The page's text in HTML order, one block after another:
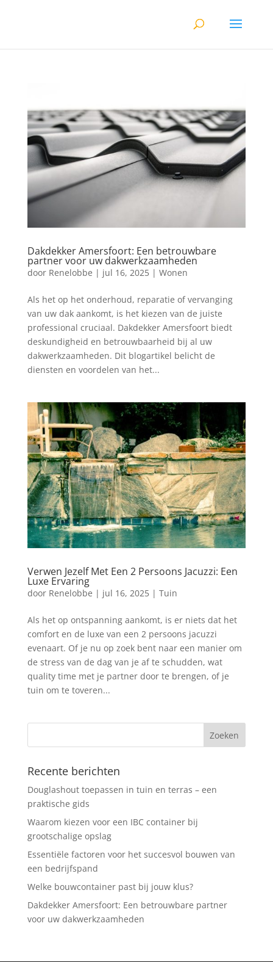
Dakdekker Amersfoort: Een betrouwbare
partner voor uw dakwerkzaamheden
door Renelobbe | jul 16, 2025| Wonen
Als het op het onderhoud, reparatie of vervanging
van uw dak aankomt, is het kiezen van de juiste
professional cruciaal. Dakdekker Amersfoort biedt
deskundigheid en betrouwbaarheid bij al uw
dakwerkzaamheden. Dit blogartikel belicht de
diensten en voordelen van het...
Verwen Jezelf Met Een 2 Persoons Jacuzzi: Een
Luxe Ervaring
door Renelobbe | jul 16, 2025| Tuin
Als het op ontspanning aankomt, is er niets dat het
comfort en de luxe van een 2 persoons jacuzzi
evenaart. Of je nu op zoek bent naar een manier om
de stress van de dag van je af te schudden, wat
quality time met je partner door te brengen, of je
tuin om te toveren...
Recente berichten
Douglashout toepassen in tuin en terras – een
praktische gids
Waarom kiezen voor een IBC container bij
grootschalige opslag
Essentiële factoren voor het succesvol bouwen van
een bedrijfspand
Welke bouwcontainer past bij jouw klus?
Dakdekker Amersfoort: Een betrouwbare partner
voor uw dakwerkzaamheden